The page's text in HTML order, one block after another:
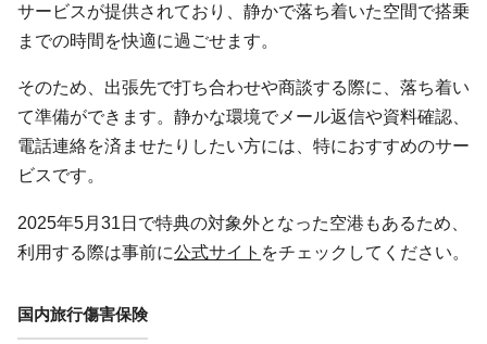
サービスが提供されており、静かで落ち着いた空間で搭乗
までの時間を快適に過ごせます。
そのため、出張先で打ち合わせや商談する際に、落ち着い
て準備ができます。静かな環境でメール返信や資料確認、
電話連絡を済ませたりしたい方には、特におすすめのサー
ビスです。
2025年5月31日で特典の対象外となった空港もあるため、
利用する際は事前に公式サイト をチェックしてください。
国内旅行傷害保険